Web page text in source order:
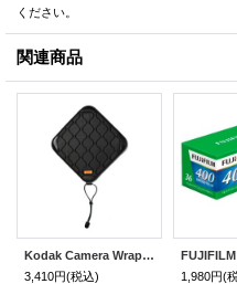
ください。
関連商品
Kodak Camera Wrap (M)｜ブラック
3,410円(税込)
1,980円(